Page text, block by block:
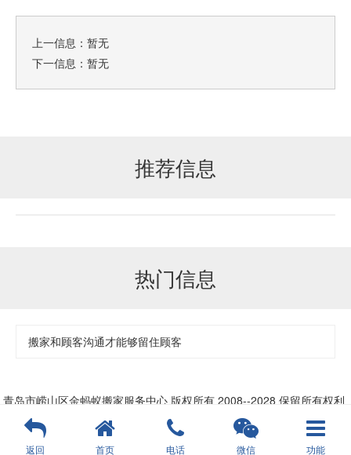
上一信息：暂无
下一信息：暂无
推荐信息
热门信息
搬家和顾客沟通才能够留住顾客
青岛市崂山区金蚂蚁搬家服务中心 版权所有 2008--2028 保留所有权利
返回 首页 电话 微信 功能